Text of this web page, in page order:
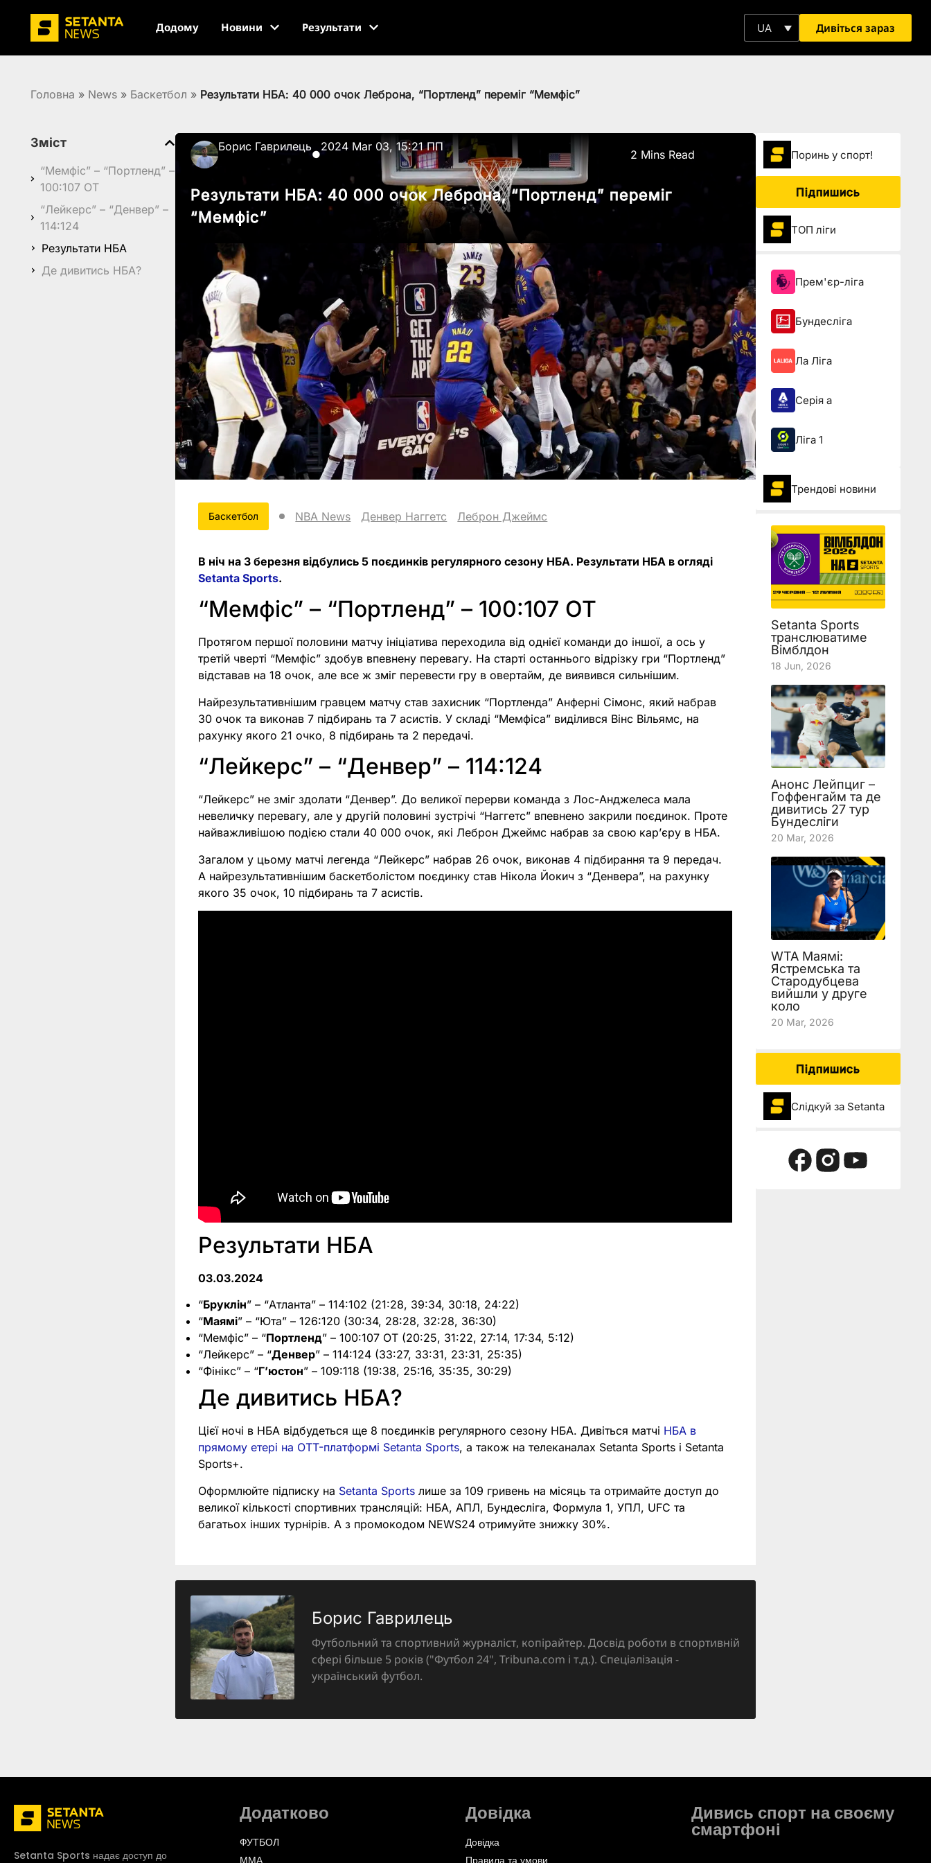
Додому Новини Результати UA Дивіться зараз
Головна » News » Баскетбол » Результати НБА: 40 000 очок Леброна, “Портленд” переміг “Мемфіс”
Зміст
“Мемфіс” – “Портленд” –
100:107 ОТ
“Лейкерс” – “Денвер” –
114:124
Результати НБА
Де дивитись НБА?
Борис Гаврилець
●
2024 Mar 03, 15:21 ПП
2 Mins Read
Результати НБА: 40 000 очок Леброна, “Портленд” переміг
“Мемфіс”
Баскетбол NBA News Денвер Наггетс Леброн Джеймс
В ніч на 3 березня відбулись 5 поєдинків регулярного сезону НБА. Результати НБА в огляді
Setanta Sports.
“Мемфіс” – “Портленд” – 100:107 ОТ
Протягом першої половини матчу ініціатива переходила від однієї команди до іншої, а ось у
третій чверті “Мемфіс” здобув впевнену перевагу. На старті останнього відрізку гри “Портленд”
відставав на 18 очок, але все ж зміг перевести гру в овертайм, де виявився сильнішим.
Найрезультативнішим гравцем матчу став захисник “Портленда” Анферні Сімонс, який набрав
30 очок та виконав 7 підбирань та 7 асистів. У складі “Мемфіса” виділився Вінс Вільямс, на
рахунку якого 21 очко, 8 підбирань та 2 передачі.
“Лейкерс” – “Денвер” – 114:124
“Лейкерс” не зміг здолати “Денвер”. До великої перерви команда з Лос-Анджелеса мала
невеличку перевагу, але у другій половині зустрічі “Наггетс” впевнено закрили поєдинок. Проте
найважливішою подією стали 40 000 очок, які Леброн Джеймс набрав за свою кар’єру в НБА.
Загалом у цьому матчі легенда “Лейкерс” набрав 26 очок, виконав 4 підбирання та 9 передач.
А найрезультативнішим баскетболістом поєдинку став Нікола Йокич з “Денвера”, на рахунку
якого 35 очок, 10 підбирань та 7 асистів.
Результати НБА
03.03.2024
“Бруклін” – “Атланта” – 114:102 (21:28, 39:34, 30:18, 24:22)
“Маямі” – “Юта” – 126:120 (30:34, 28:28, 32:28, 36:30)
“Мемфіс” – “Портленд” – 100:107 ОТ (20:25, 31:22, 27:14, 17:34, 5:12)
“Лейкерс” – “Денвер” – 114:124 (33:27, 33:31, 23:31, 25:35)
“Фінікс” – “Г’юстон” – 109:118 (19:38, 25:16, 35:35, 30:29)
Де дивитись НБА?
Цієї ночі в НБА відбудеться ще 8 поєдинків регулярного сезону НБА. Дивіться матчі НБА в
прямому етері на OTT-платформі Setanta Sports, а також на телеканалах Setanta Sports і Setanta
Sports+.
Оформлюйте підписку на Setanta Sports лише за 109 гривень на місяць та отримайте доступ до
великої кількості спортивних трансляцій: НБА, АПЛ, Бундесліга, Формула 1, УПЛ, UFC та
багатьох інших турнірів. А з промокодом NEWS24 отримуйте знижку 30%.
Борис Гаврилець
Футбольний та спортивний журналіст, копірайтер. Досвід роботи в спортивній
сфері більше 5 років ("Футбол 24", Tribuna.com і т.д.). Спеціалізація -
український футбол.
Поринь у спорт!
Підпишись
ТОП ліги
Прем'єр-ліга
Бундесліга
Ла Ліга
Серія а
Ліга 1
Трендові новини
Setanta Sports
транслюватиме
Вімблдон
18 Jun, 2026
Анонс Лейпциг –
Гоффенгайм та де
дивитись 27 тур
Бундесліги
20 Mar, 2026
WTA Маямі:
Ястремська та
Стародубцева
вийшли у друге
коло
20 Mar, 2026
Підпишись
Слідкуй за Setanta
Setanta Sports надає доступ до
Додатково
ФУТБОЛ
Довідка
Довідка
Дивись спорт на своєму
смартфоні